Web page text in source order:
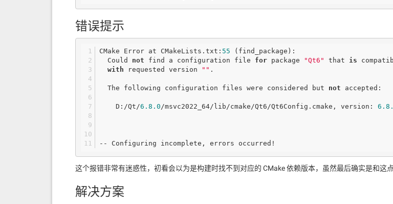
错误提示
CMake Error at CMakeLists.txt: 55 (find_package):
  Could
not find a configuration file for package "Qt6" that is
with requested version "" .
  The following configuration files were considered but
not accepted:
    D:/Qt/
6.8 .0/msvc2022_64/lib/cmake/Qt6/Qt6Config.cmake, version: 6.8
-- Configuring incomplete, errors occurred!
这个报错非常有迷惑性，初看会以为是构建时找不到对应的 CMake 依赖版本，虽然最后确实是和这点
解决方案